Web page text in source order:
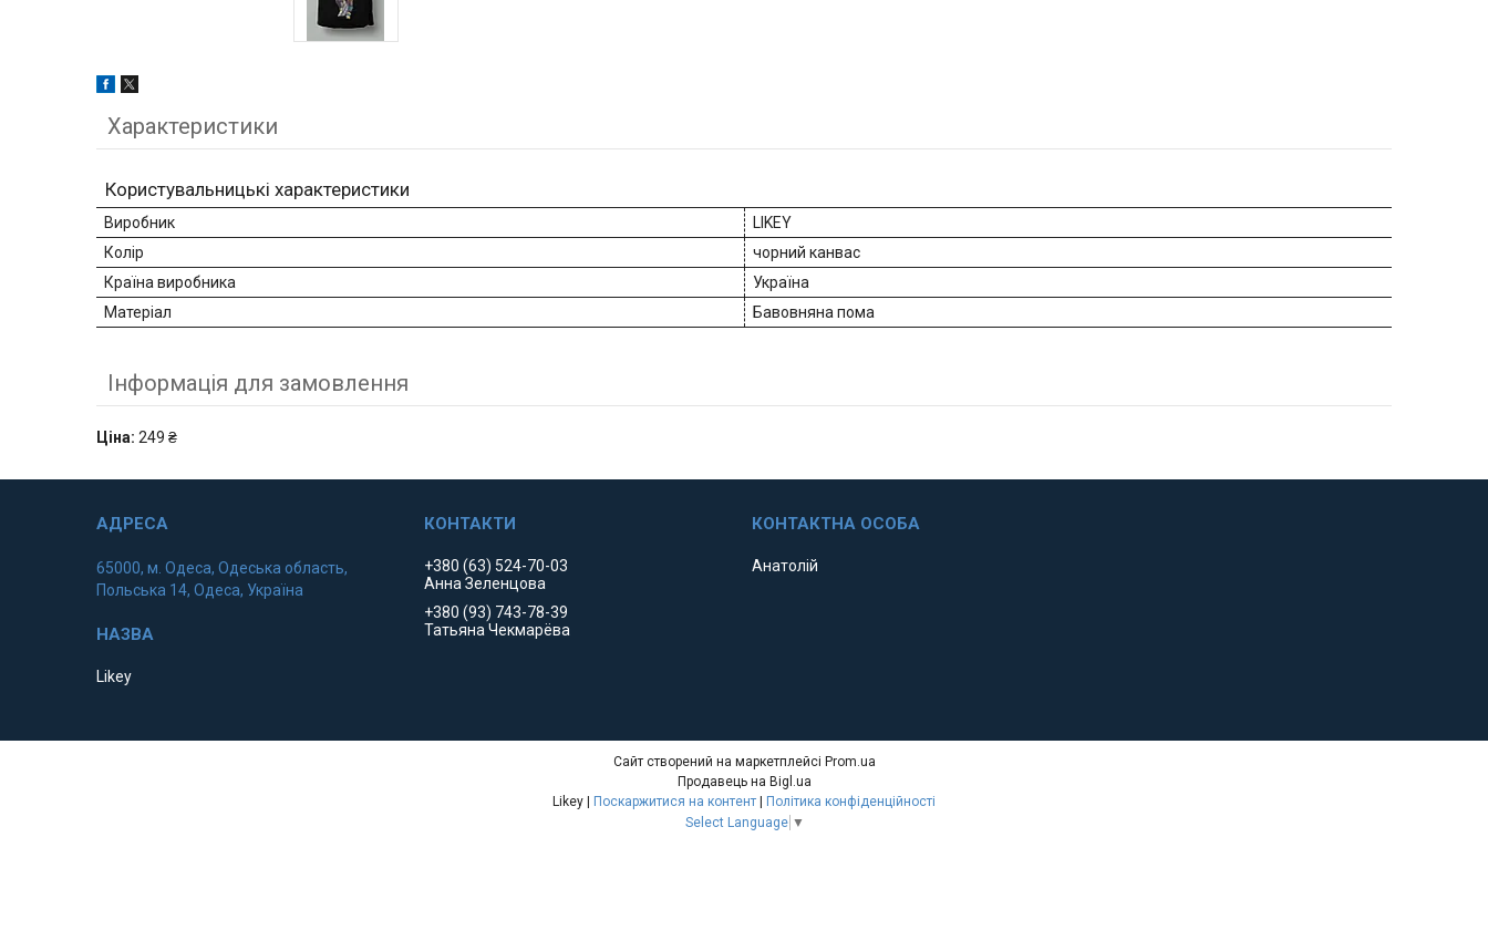
Характеристики
Користувальницькі характеристики
Виробник
LIKEY
Колір
чорний канвас
Країна виробника
Україна
Матеріал
Бавовняна пома
Інформація для замовлення
Ціна: 249 ₴
65000, м. Одеса, Одеська область,
Польська 14, Одеса, Україна
Likey
+380 (63) 524-70-03
Анна Зеленцова
+380 (93) 743-78-39
Татьяна Чекмарёва
Анатолій
Сайт створений на маркетплейсі Prom.ua
Продавець на Bigl.ua
Поскаржитися на контент
Політика конфіденційності
Select Language ▼